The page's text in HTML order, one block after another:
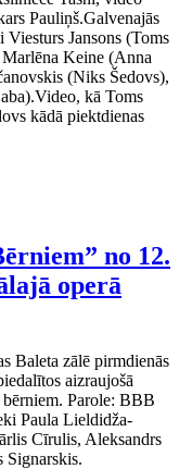
Pauliņš.Galvenajās
Jansons (Toms
Keine (Anna
(Niks Šedovs),
kā Toms
kādā piektdienas
no 12.
operā
Baleta zālē pirmdienās
aizraujošā
Parole: BBB
Paula Lieldidža-
Cīrulis, Aleksandrs
Signarskis.